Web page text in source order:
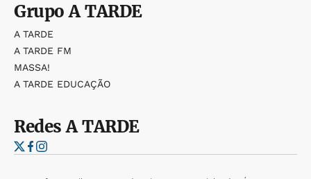
GrupoA TARDE
A TARDE
A TARDE FM
MASSA!
A TARDE EDUCAÇÃO
RedesA TARDE